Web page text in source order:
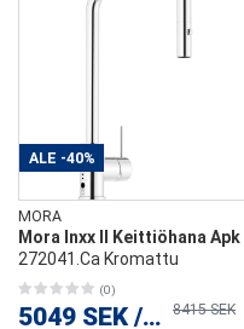
ALE -40%
MORA
Mora Inxx II Keittiöhana Apk
272041.Ca Kromattu
(0)
5049 SEK / kpl8415 SEK